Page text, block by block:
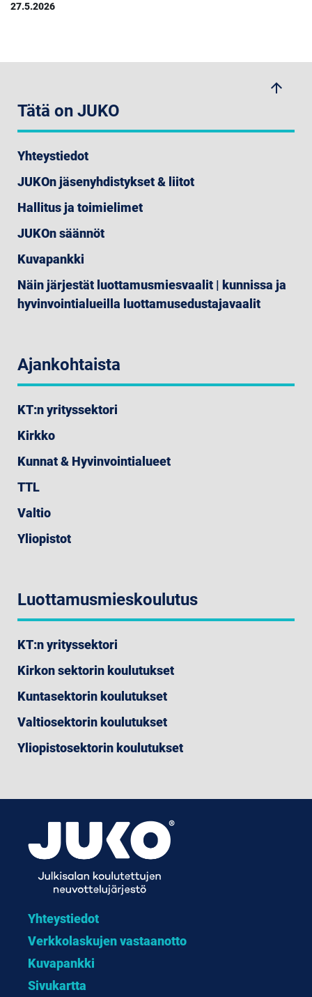
27.5.2026
arrow_upwards
Tätä on JUKO
Yhteystiedot
JUKOn jäsenyhdistykset & liitot
Hallitus ja toimielimet
JUKOn säännöt
Kuvapankki
Näin järjestät luottamusmiesvaalit | kunnissa ja
hyvinvointialueilla luottamusedustajavaalit
Ajankohtaista
KT:n yrityssektori
Kirkko
Kunnat & Hyvinvointialueet
TTL
Valtio
Yliopistot
Luottamusmieskoulutus
KT:n yrityssektori
Kirkon sektorin koulutukset
Kuntasektorin koulutukset
Valtiosektorin koulutukset
Yliopistosektorin koulutukset
Yhteystiedot
Verkkolaskujen vastaanotto
Kuvapankki
Sivukartta